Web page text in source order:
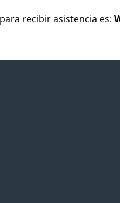
recibir asistencia es: